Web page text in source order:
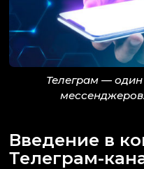
Телеграм —
Введение в
Телеграм-